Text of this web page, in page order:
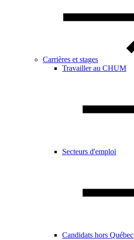
Carrières et stages
Travailler au CHUM
Secteurs d'emploi
Candidats hors Québec